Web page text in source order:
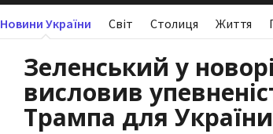
Новини України Світ Столиця Життя
Зеленський у
висловив
Трампа для України